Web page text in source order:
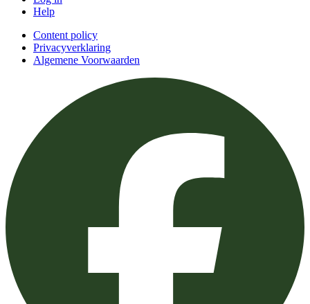
Help
Content policy
Privacyverklaring
Algemene Voorwaarden